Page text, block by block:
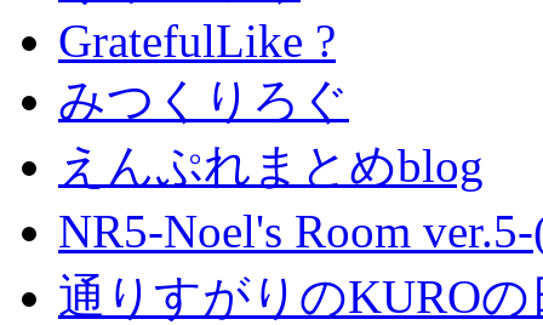
GratefulLike ?
みつくりろぐ
えんぷれまとめblog
NR5-Noel's Room
通りすがりのKURO